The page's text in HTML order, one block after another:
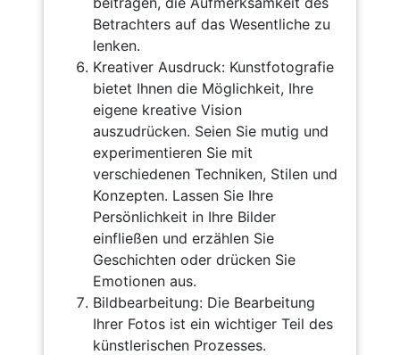
Betrachters auf das Wesentliche zu
lenken.
Kreativer Ausdruck: Kunstfotografie
bietet Ihnen die Möglichkeit, Ihre
eigene kreative Vision
auszudrücken. Seien Sie mutig und
experimentieren Sie mit
verschiedenen Techniken, Stilen und
Konzepten. Lassen Sie Ihre
Persönlichkeit in Ihre Bilder
einfließen und erzählen Sie
Geschichten oder drücken Sie
Emotionen aus.
Bildbearbeitung: Die Bearbeitung
Ihrer Fotos ist ein wichtiger Teil des
künstlerischen Prozesses.